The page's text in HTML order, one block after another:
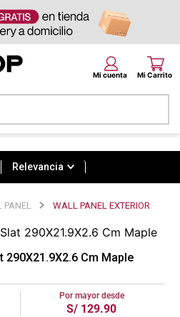
Relevancia
WALL PANEL EXTERIOR
290X21.9X2.6 Cm Maple
Por mayor desde
S/ 129.90